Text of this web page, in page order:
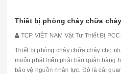
Thiết bị phòng cháy chữa
TCP VIỆT NAM Vật Tư Thiết Bị
Thiết bị phòng cháy chữa cháy cho
muốn phát triển phải bảo quản hàng
bảo vệ nguồn nhân lực. Đó là cái